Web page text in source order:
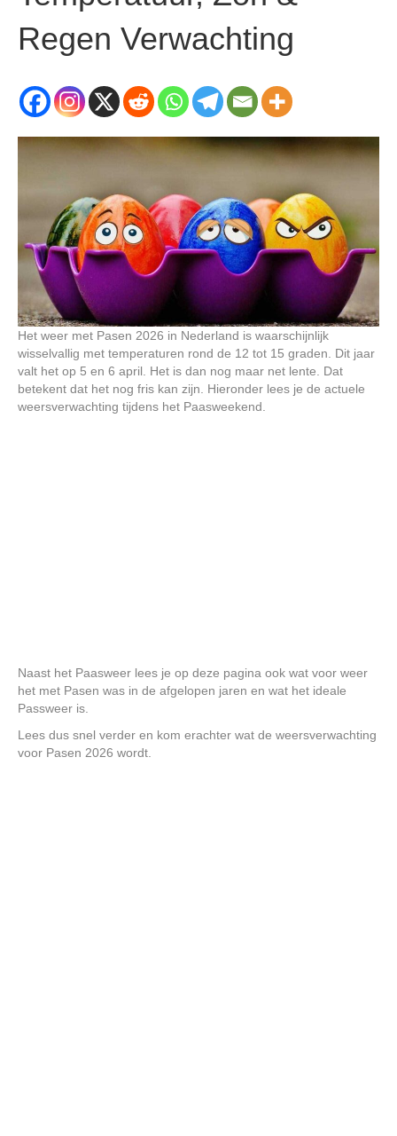
Regen Verwachting
Het weer met Pasen 2026 in Nederland is waarschijnlijk
wisselvallig met temperaturen rond de 12 tot 15 graden. Dit jaar
valt het op 5 en 6 april. Het is dan nog maar net lente. Dat
betekent dat het nog fris kan zijn. Hieronder lees je de actuele
weersverwachting tijdens het Paasweekend.
Naast het Paasweer lees je op deze pagina ook wat voor weer
het met Pasen was in de afgelopen jaren en wat het ideale
Passweer is.
Lees dus snel verder en kom erachter wat de weersverwachting
voor Pasen 2026 wordt.